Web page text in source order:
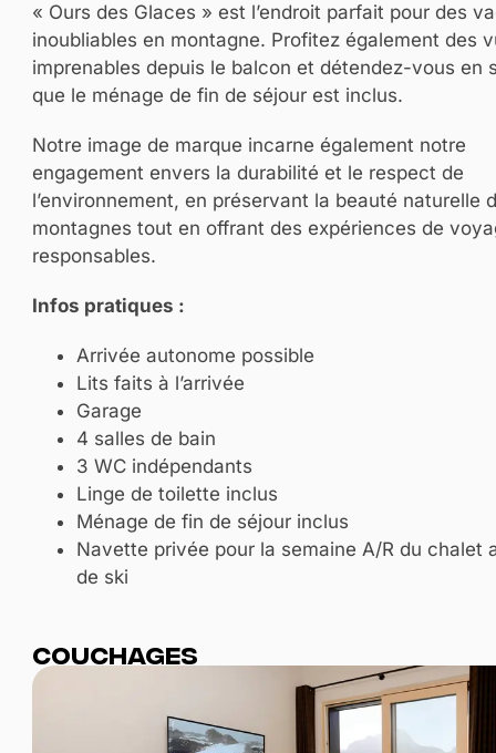
« Ours des Glaces » est l’endroit parfait pour des
inoubliables en montagne. Profitez également des
imprenables depuis le balcon et détendez-vous en
que le ménage de fin de séjour est inclus.
Notre image de marque incarne également notre
engagement envers la durabilité et le respect de
l’environnement, en préservant la beauté naturelle
montagnes tout en offrant des expériences de
responsables.
Infos pratiques :
Arrivée autonome possible
Lits faits à l’arrivée
Garage
4 salles de bain
3 WC indépendants
Linge de toilette inclus
Ménage de fin de séjour inclus
Navette privée pour la semaine A/R du chalet
de ski
Couchages